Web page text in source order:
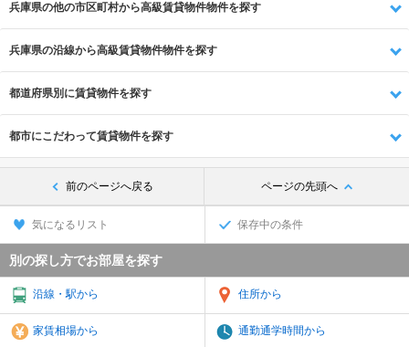
兵庫県の他の市区町村から高級賃貸物件物件を探す
兵庫県の沿線から高級賃貸物件物件を探す
都道府県別に賃貸物件を探す
都市にこだわって賃貸物件を探す
前のページへ戻る ページの先頭へ
気になるリスト 保存中の条件
別の探し方でお部屋を探す
沿線・駅から 住所から
家賃相場から 通勤通学時間から